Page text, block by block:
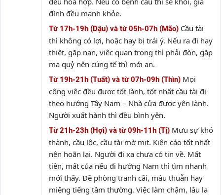
đình đều mạnh khỏe.
Từ 17h-19h (Dậu) và từ 05h-07h (Mão) Cầu tài
thì không có lợi, hoặc hay bị trái ý. Nếu ra đi hay
thiệt, gặp nạn, việc quan trọng thì phải đòn, gặp
ma quỷ nên cúng tế thì mới an.
Từ 19h-21h (Tuất) và từ 07h-09h (Thìn) Mọi
công việc đều được tốt lành, tốt nhất cầu tài đi
theo hướng Tây Nam – Nhà cửa được yên lành.
Người xuất hành thì đều bình yên.
Từ 21h-23h (Hợi) và từ 09h-11h (Tị) Mưu sự khó
thành, cầu lộc, cầu tài mờ mịt. Kiện cáo tốt nhất
nên hoãn lại. Người đi xa chưa có tin về. Mất
tiền, mất của nếu đi hướng Nam thì tìm nhanh
mới thấy. Đề phòng tranh cãi, mâu thuẫn hay
miệng tiếng tầm thường. Việc làm chậm, lâu la